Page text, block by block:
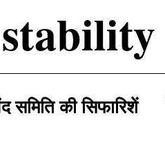
की सिफारिशें